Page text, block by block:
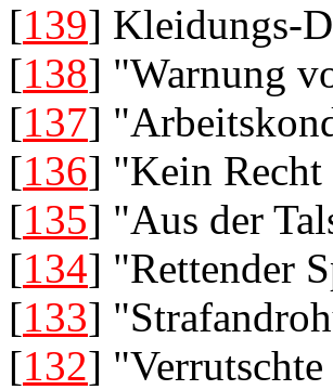
[139] Kleidungs-
[138] "Warnung
[137]
[136] "Kein Recht
[135] "Aus der
[134] "Rettender
[133]
[132]